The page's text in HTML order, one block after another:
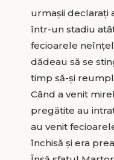
urmașii declarați
într-un stadiu
fecioarele
dădeau să se
timp să-și
Când a venit
pregătite au
au venit
închisă și era